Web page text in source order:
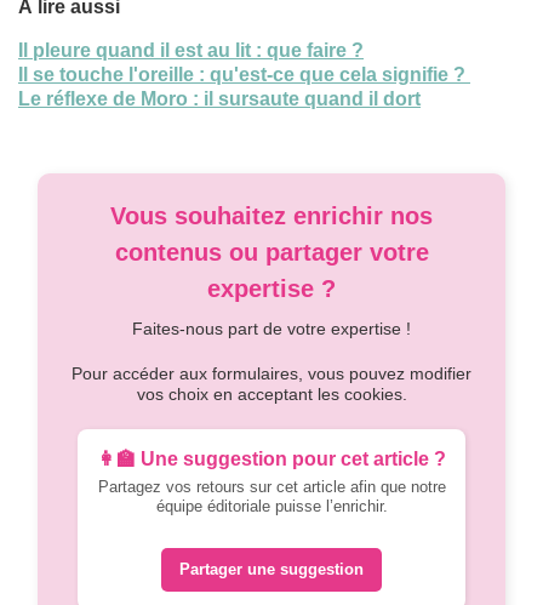
À lire aussi
Il pleure quand il est au lit : que faire ?
Il se touche l'oreille : qu'est-ce que cela signifie ?
Le réflexe de Moro : il sursaute quand il dort
Vous souhaitez enrichir nos
contenus ou partager votre
expertise ?
Faites-nous part de votre expertise !
Pour accéder aux formulaires, vous pouvez modifier
vos choix en acceptant les cookies.
👩‍🏫 Une suggestion pour cet article ?
Partagez vos retours sur cet article afin que notre
équipe éditoriale puisse l’enrichir.
Partager une suggestion